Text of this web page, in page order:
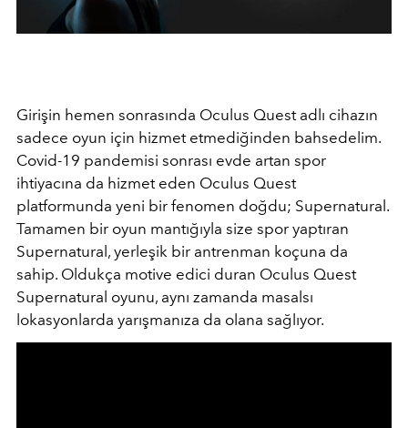
Girişin hemen sonrasında Oculus Quest adlı cihazın
sadece oyun için hizmet etmediğinden bahsedelim.
Covid-19 pandemisi sonrası evde artan spor
ihtiyacına da hizmet eden Oculus Quest
platformunda yeni bir fenomen doğdu; Supernatural.
Tamamen bir oyun mantığıyla size spor yaptıran
Supernatural, yerleşik bir antrenman koçuna da
sahip. Oldukça motive edici duran Oculus Quest
Supernatural oyunu, aynı zamanda masalsı
lokasyonlarda yarışmanıza da olana sağlıyor.